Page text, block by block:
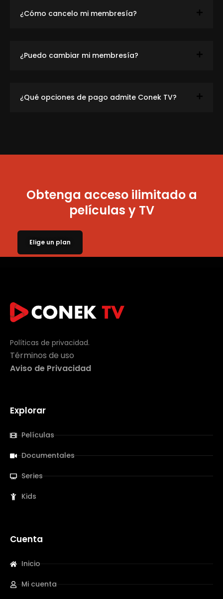
¿Cómo cancelo mi membresía?
¿Puedo cambiar mi membresía?
¿Qué opciones de pago admite Conek TV?
Obtenga acceso ilimitado a
películas y TV
Elige un plan
Políticas de privacidad.
Términos de uso
Aviso de Privacidad
Explorar
Películas
Documentales
Series
Kids
Cuenta
Inicio
Mi cuenta